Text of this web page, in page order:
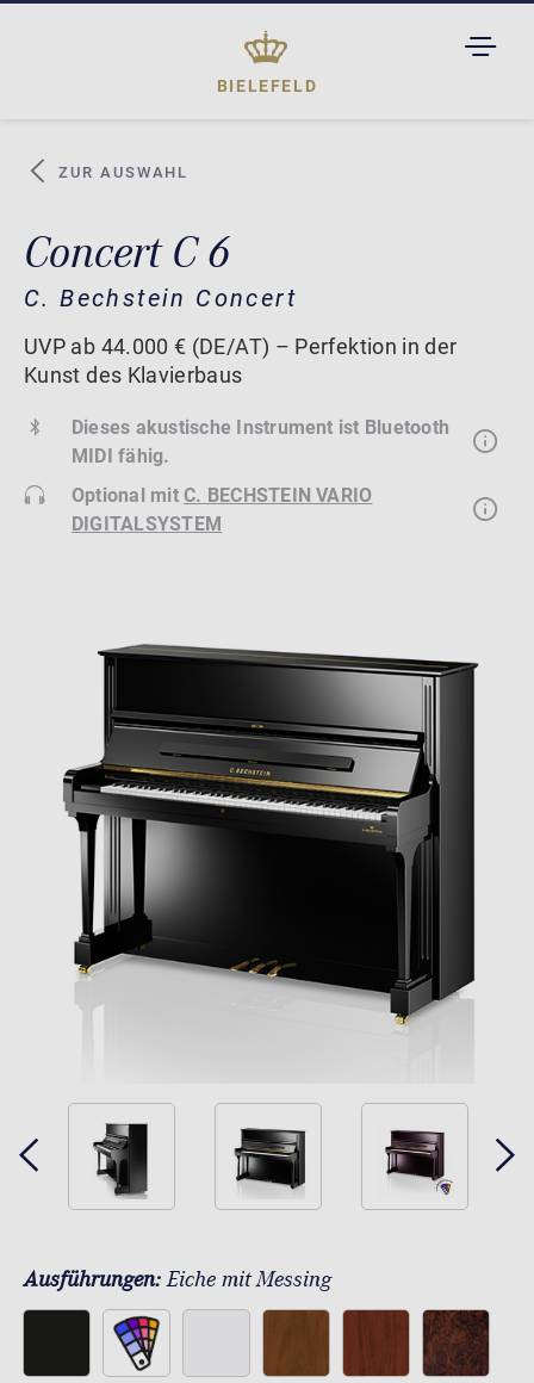
BIELEFELD
ZUR AUSWAHL
Concert C 6
C. Bechstein Concert
UVP ab 44.000 € (DE/AT) – Perfektion in der
Kunst des Klavierbaus
Dieses akustische Instrument ist Bluetooth
MIDI fähig.
Optional mitC. BECHSTEIN VARIO
DIGITALSYSTEM
Ausführungen:Eiche mit Messing